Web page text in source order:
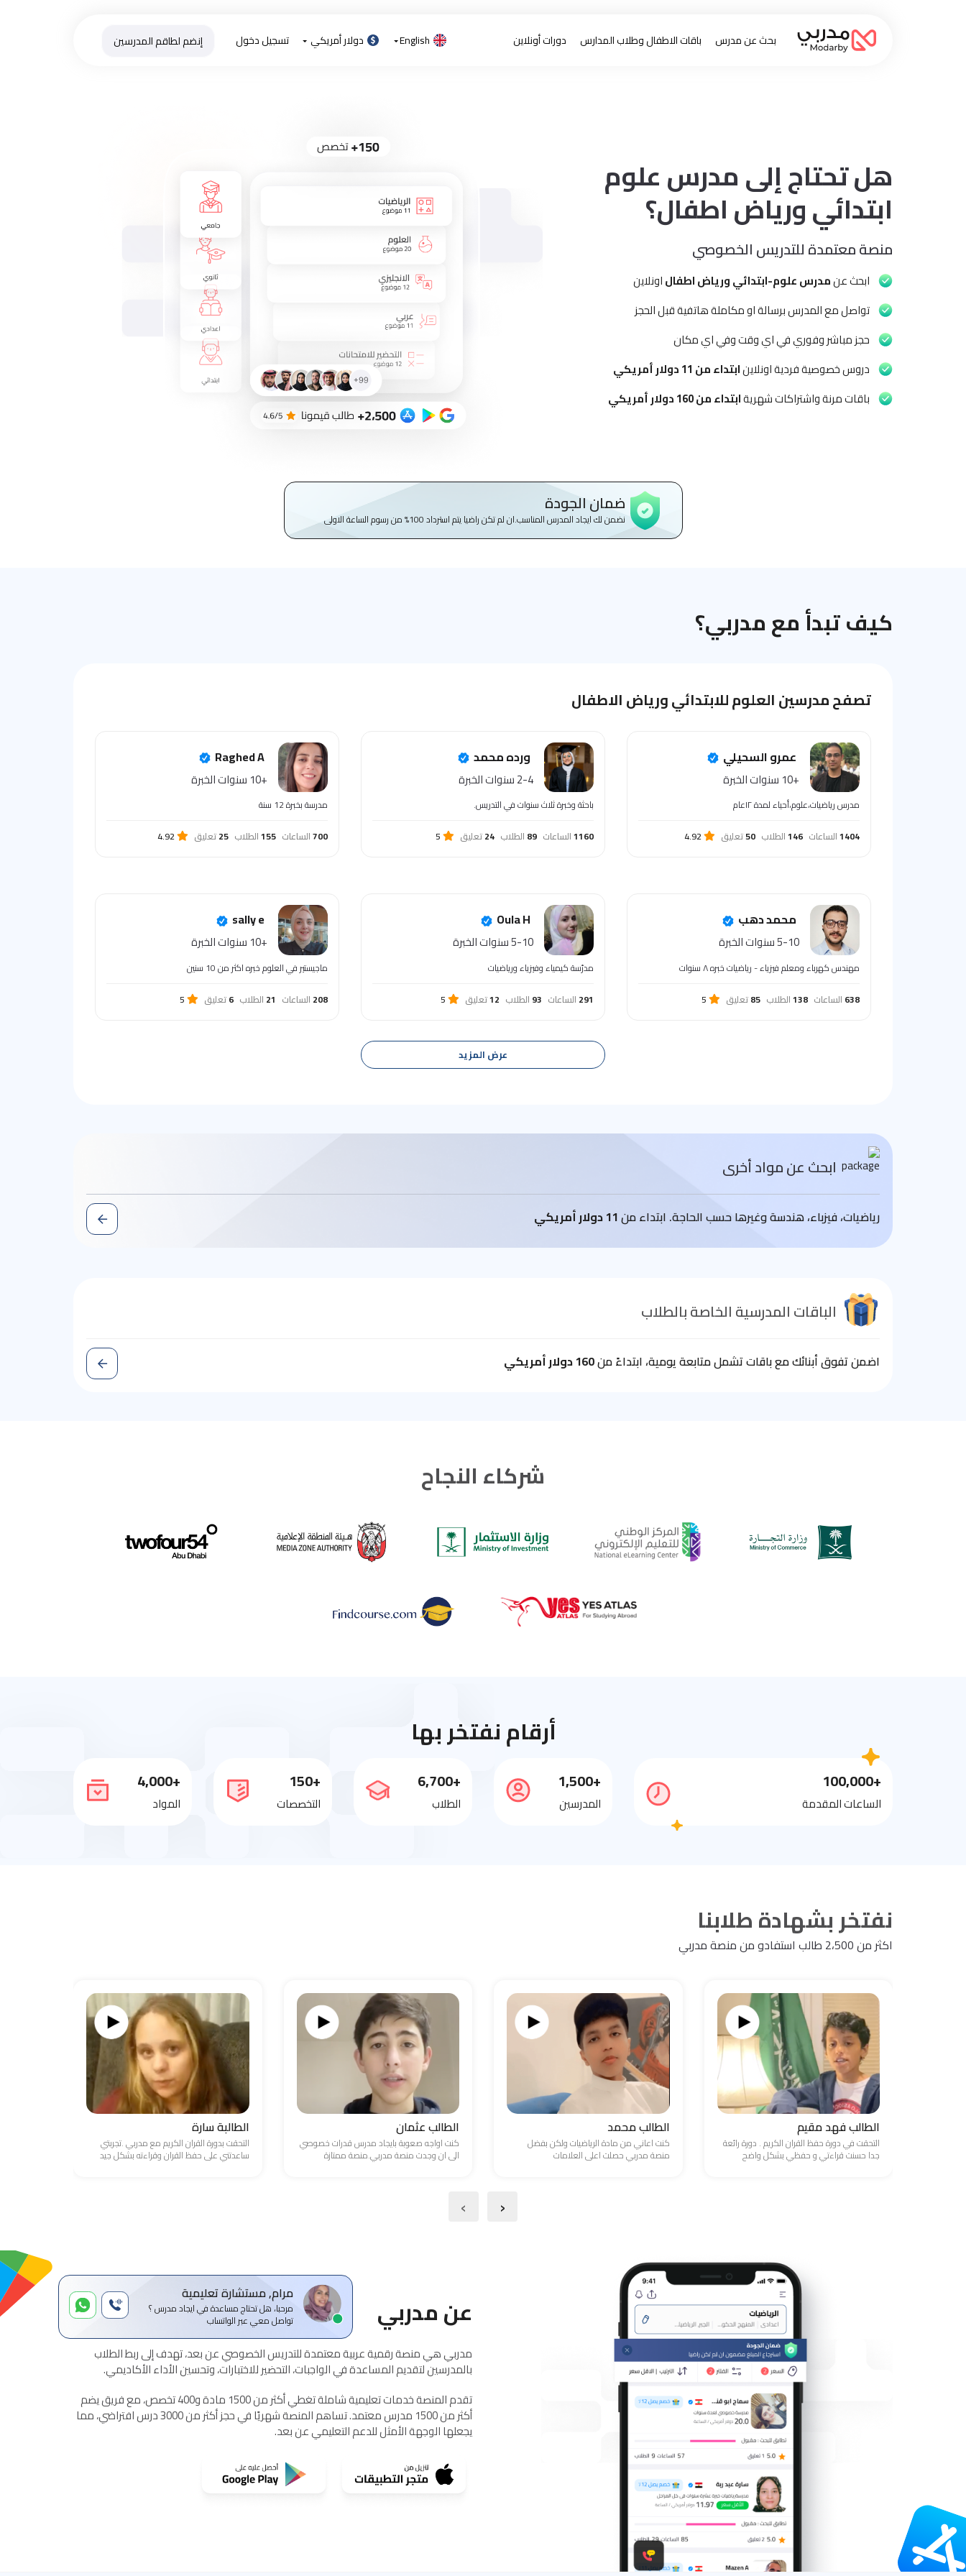
بحث عن مدرس باقات الاطفال وطلاب المدارس دورات أونلاين English دولار أمريكي تسجيل دخول إنضم لطاقم المدرسين
هل تحتاج إلى مدرس علوم
ابتدائي ورياض اطفال؟
منصة معتمدة للتدريس الخصوصي
ابحث عنمدرس علوم-ابتدائي ورياض اطفالاونلاين
تواصل مع المدرس برسالة او مكاملة هاتفية قبل الحجز
حجز مباشر وفوري في اي وقت وفي اي مكان
دروس خصوصية فردية اونلاينابتداء من 11 دولار أمريكي
باقات مرنة واشتراكات شهريةابتداء من160 دولار أمريكي
ضمان الجودة
نضمن لك ايجاد المدرس المناسب.ان لم تكن راضيا يتم استرداد 100% من رسوم الساعة الاولى
مرام, مستشارة تعليمية
مرحبا، هل تحتاج مساعدة في ايجاد مدرس ؟
تواصل معي عبر الواتساب
كيف تبدأ مع مدربي؟
تصفح مدرسين العلوم للابتدائي ورياض الاطفال
عمرو السحيلي
+10 سنوات الخبرة
مدرس رياضيات،علوم،أحياء لمدة ١٢عام
1404الساعات 146الطلاب 50تعليق 4.92
ورده محمد
2-4 سنوات الخبرة
باحثة وخبرة ثلاث سنوات في التدريس.
1160الساعات 89 الطلاب 24تعليق 5
Raghed A
+10 سنوات الخبرة
مدرسة بخبرة 12 سنة
700الساعات 155الطلاب 25تعليق 4.92
محمد دهب
5-10 سنوات الخبرة
مهندس كهرباء ومعلم فيزياء - رياضيات خبره ٨ سنوات
638 الساعات 138الطلاب 85تعليق 5
Oula H
5-10 سنوات الخبرة
مدرّسة كيمياء وفيزياء ورياضيات
291 الساعات 93 الطلاب 12تعليق 5
sally e
+10 سنوات الخبرة
ماجيستير في العلوم خبره اكثر من 10 سنين
208 الساعات 21 الطلاب 6تعليق 5
عرض المزيد
ابحث عن مواد أخرى
رياضيات، فيزباء، هندسة وغيرها حسب الحاجة. ابتداء من11 دولار أمريكي
الباقات المدرسية الخاصة بالطلاب
اضمن تفوق أبنائك مع باقات تشمل متابعة يومية، ابتداءً من160 دولار أمريكي
شركاء النجاح
أرقام نفتخر بها
+100,000
الساعات المقدمة
+1,500
المدرسين
+6,700
الطلاب
+150
التخصصات
+4,000
المواد
نفتخر بشهادة طلابنا
اكثر من 2،500 طالب استفادو من منصة مدربي
الطالب فهد مقيم
التحقت في دورة حفظ القران الكريم . دورة رائعة
جدا حسنت قراءتي و حفظي بشكل واضح
الطالب محمد
كنت اعاني من مادة الرياضيات ولكن بفضل
منصة مدربي حصلت اعلى العلامات
الطالب عثمان
كنت اواجه صعوبة بايجاد مدرس قدرات خصوصي
الى ان وجدت منصة مدربي.منصة ممتازة
الطالبة سارة
التحقت بدورة القران الكريم مع مدربي .تجربتي
ساعدتني على حفظ القران وقراءته بشكل جيد
‹
›
عن مدربي
مدربي هي منصة رقمية عربية معتمدة للتدريس الخصوصي عن بعد، تهدف إلى ربط الطلاب
بالمدرسين لتقديم المساعدة في الواجبات، التحضير للاختبارات، وتحسين الأداء الأكاديمي.
تقدم المنصة خدمات تعليمية شاملة تغطي أكثر من 1500 مادة و400 تخصص، مع فريق يضم
أكثر من 1500 مدرس معتمد. تساهم المنصة شهريًا في حجز أكثر من 3000 درس افتراضي، مما
يجعلها الوجهة الأمثل للدعم التعليمي عن بعد.